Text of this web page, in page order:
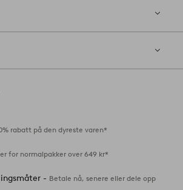
rabatt på den dyreste varen*
for normalpakker over 649 kr*
- Betale nå, senere eller dele opp